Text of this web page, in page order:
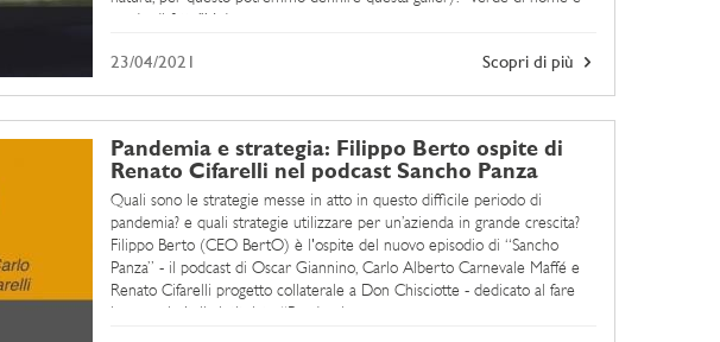
Scopri di più
23/04/2021
Pandemia e strategia: Filippo Berto ospite di
Renato Cifarelli nel podcast Sancho Panza
Quali sono le strategie messe in atto in questo difficile periodo di
pandemia? e quali strategie utilizzare per un’azienda in grande crescita?
Filippo Berto (CEO BertO) è l'ospite del nuovo episodio di “Sancho
Panza” - il podcast di Oscar Giannino, Carlo Alberto Carnevale Maffé e
Renato Cifarelli progetto collaterale a Don Chisciotte - dedicato al fare